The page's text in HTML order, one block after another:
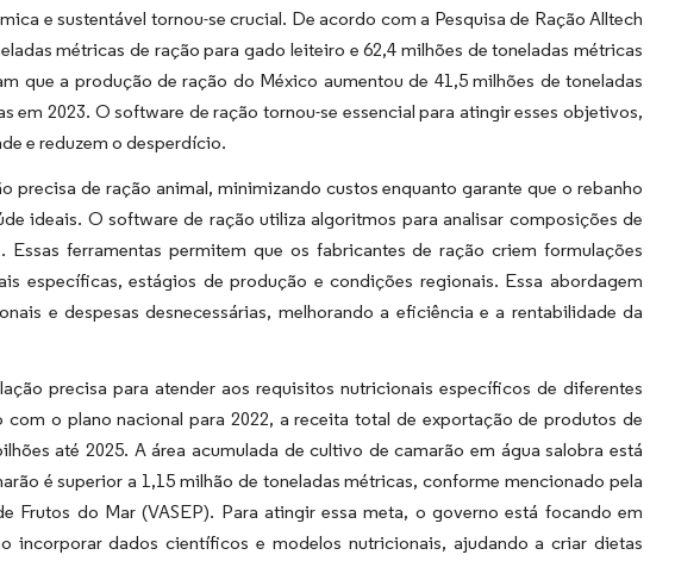
e sustentável tornou-se crucial. De acordo com a Pesquisa de Ração Alltech
métricas de ração para gado leiteiro e 62,4 milhões de toneladas métricas
que a produção de ração do México aumentou de 41,5 milhões de toneladas
em 2023. O software de ração tornou-se essencial para atingir esses objetivos,
e reduzem o desperdício.
de ração animal, minimizando custos enquanto garante que o rebanho
ideais. O software de ração utiliza algoritmos para analisar composições de
ferramentas permitem que os fabricantes de ração criem formulações
específicas, estágios de produção e condições regionais. Essa abordagem
e despesas desnecessárias, melhorando a eficiência e a rentabilidade da
precisa para atender aos requisitos nutricionais específicos de diferentes
o plano nacional para 2022, a receita total de exportação de produtos de
até 2025. A área acumulada de cultivo de camarão em água salobra está
é superior a 1,15 milhão de toneladas métricas, conforme mencionado pela
Frutos do Mar (VASEP). Para atingir essa meta, o governo está focando em
incorporar dados científicos e modelos nutricionais, ajudando a criar dietas